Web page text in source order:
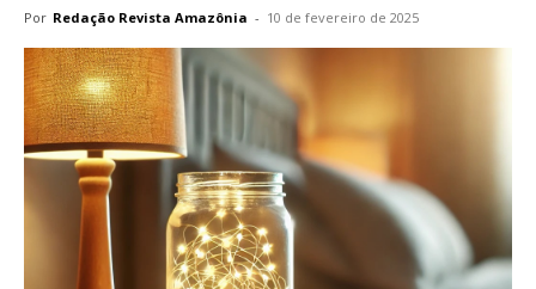
Por Redação Revista Amazônia - 10 de fevereiro de 2025